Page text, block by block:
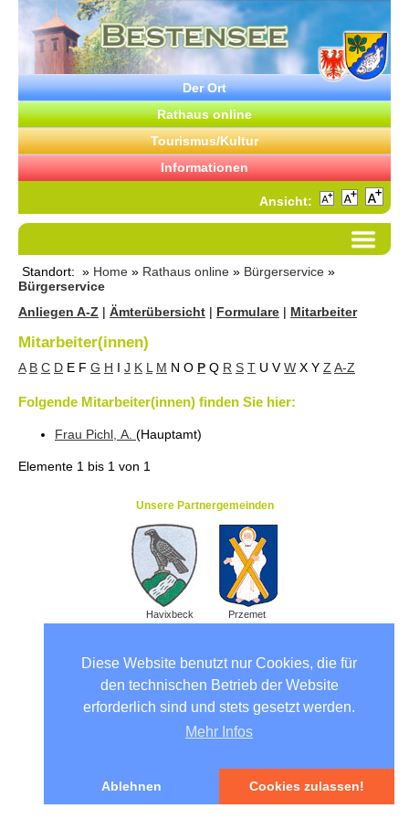
Diese Website benutzt nur Cookies, die für
den technischen Betrieb der Website
erforderlich sind und stets gesetzt werden.
Mehr Infos
Ablehnen Cookies zulassen!
Der Ort
Rathaus online
Tourismus/Kultur
Informationen
Ansicht:
Standort: » Home » Rathaus online » Bürgerservice »
Bürgerservice
Anliegen A-Z | Ämterübersicht | Formulare | Mitarbeiter
Mitarbeiter(innen)
A B C D E F G H I J K L M N O P Q R S T U V W X Y Z A-Z
Folgende Mitarbeiter(innen) finden Sie hier:
Frau Pichl , A. (Hauptamt)
Elemente 1 bis 1 von 1
Unsere Partnergemeinden
Havixbeck Przemet